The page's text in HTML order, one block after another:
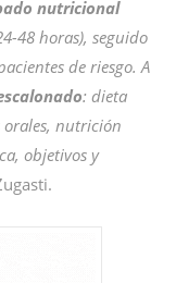
nutricional
48 horas), seguido
de riesgo. A
: dieta
nutrición
objetivos y